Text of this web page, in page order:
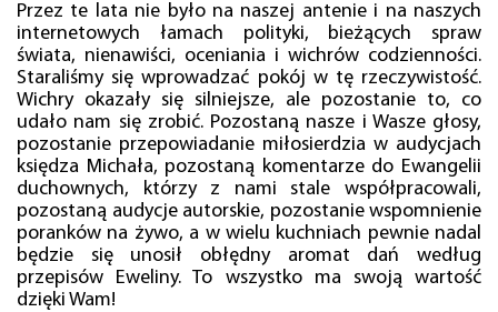
Przez te lata nie było na naszej antenie i na naszych
internetowych łamach polityki, bieżących spraw
świata, nienawiści, oceniania i wichrów codzienności.
Staraliśmy się wprowadzać pokój w tę rzeczywistość.
Wichry okazały się silniejsze, ale pozostanie to, co
udało nam się zrobić. Pozostaną nasze i Wasze głosy,
pozostanie przepowiadanie miłosierdzia w audycjach
księdza Michała, pozostaną komentarze do Ewangelii
duchownych, którzy z nami stale współpracowali,
pozostaną audycje autorskie, pozostanie wspomnienie
poranków na żywo, a w wielu kuchniach pewnie nadal
będzie się unosił obłędny aromat dań według
przepisów Eweliny. To wszystko ma swoją wartość
dzięki Wam!